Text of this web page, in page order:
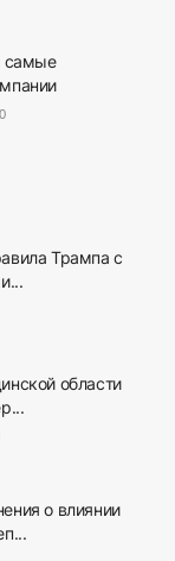
самые
Трампа с
области
о влиянии